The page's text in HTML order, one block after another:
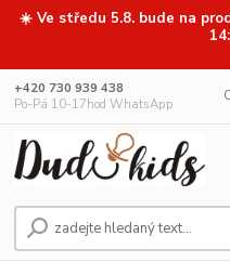
☀️ Ve středu 5.8. bude na
+420 730 939 438
Po-Pá 10-17hod WhatsApp